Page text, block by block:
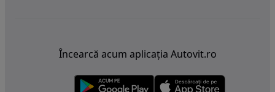
Încearcă acum aplicația Autovit.ro